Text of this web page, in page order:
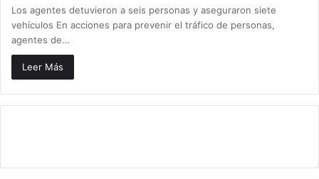
Los agentes detuvieron a seis personas y aseguraron siete
vehículos En acciones para prevenir el tráfico de personas,
agentes de…
Leer Más